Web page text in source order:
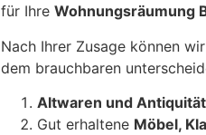
für Ihre Wohnungsräumung
Nach Ihrer Zusage können
dem brauchbaren
Altwaren und
Gut erhaltene Möbel,